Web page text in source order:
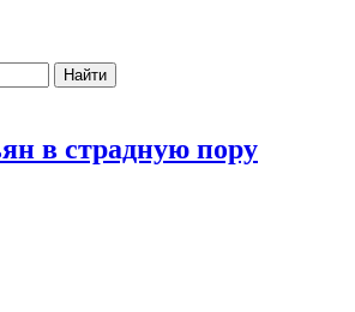
Найти
в страдную пору